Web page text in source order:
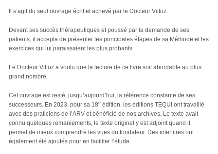
Il s’agit du seul ouvrage écrit et achevé par le Docteur Vittoz.
Devant ses succès thérapeutiques et poussé par la demande de ses
patients, il accepta de présenter les principales étapes de sa Méthode et les
exercices qui lui paraissaient les plus probants.
Le Docteur Vittoz a voulu que la lecture de ce livre soit abordable au plus
grand nombre.
Cet ouvrage est resté, jusqu’aujourd’hui, la référence constante de ses
successeurs. En 2023, pour sa 18e édition, les éditions TEQUI ont travaillé
avec des praticiens de l’ARV et bénéficié de nos archives. Le texte avait
connu quelques remaniements, le texte originel y est adjoint quand il
permet de mieux comprendre les vues du fondateur. Des intertitres ont
également été ajoutés pour en faciliter l’étude.